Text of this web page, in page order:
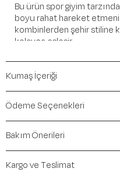
Bu ürün spor giyim
boyu rahat hareket
kombinlerden şehir stiline
kolayca eşleşir.
Öne Çıkan Detaylar
Marka:Maraton
Renk:Beyaz
İçerik / Bileşen:
Kalıp / Form:SlimFit
Mevsim:İlkbahar-Yaz
Kumaş İçeriği
Ödeme Seçenekleri
Bakım Önerileri
Kargo ve Teslimat